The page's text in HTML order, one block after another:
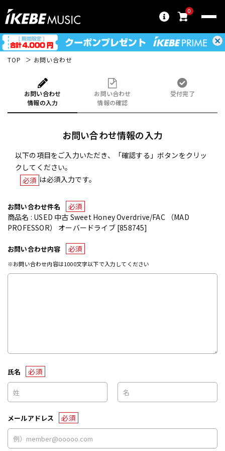
0
TOP お問い合わせ
お問い合わせ
情報の入力
お問い合わせ
情報の確認
受付完了
お問い合わせ情報の入力
以下の項目をご入力いただき、「確認する」ボタンをクリッ
クしてください。
必須 は必須入力です。
お問い合わせ件名
必須
商品名 : USED 中古 Sweet Honey Overdrive/FAC （MAD
PROFESSOR） オーバードライブ [858745]
お問い合わせ内容 必須
※お問い合わせ内容は1000文字以下で入力してください
氏名 必須
メールアドレス 必須